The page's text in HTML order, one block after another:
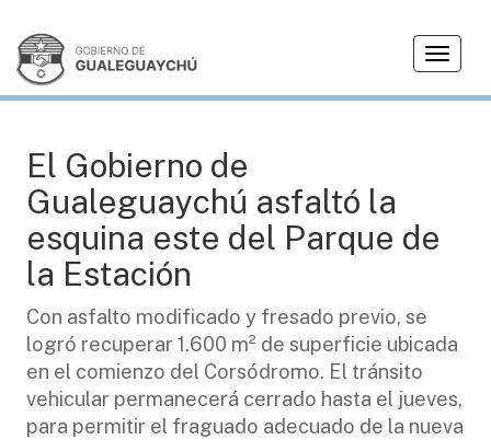
T
g
v
t
o
n
OBRAS
El Gobierno de
Gualeguaychú asfaltó la
esquina este del Parque de
la Estación
Con asfalto modificado y fresado previo, se
logró recuperar 1.600 m² de superficie ubicada
en el comienzo del Corsódromo. El tránsito
vehicular permanecerá cerrado hasta el jueves,
para permitir el fraguado adecuado de la nueva